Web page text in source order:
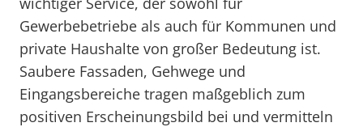
Gewerbebetriebe als auch für Kommunen und
private Haushalte von großer Bedeutung ist.
Saubere Fassaden, Gehwege und
Eingangsbereiche tragen maßgeblich zum
positiven Erscheinungsbild bei und vermitteln